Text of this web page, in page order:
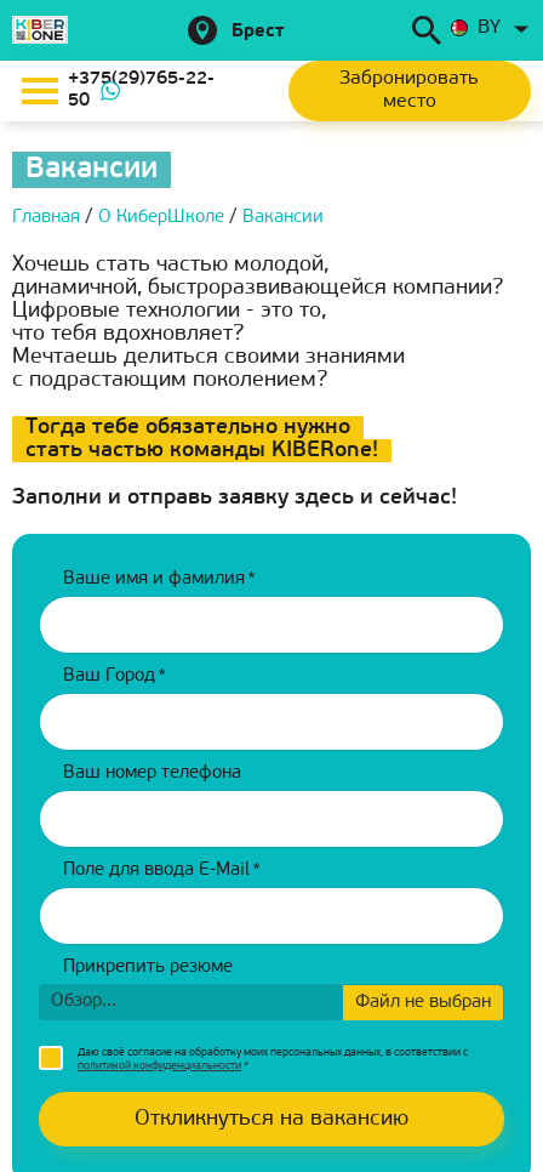
Брест BY
+375(29)765-22-
50
Забронировать
место
Вакансии
Главная / О КиберШколе / Вакансии
Хочешь стать частью молодой,
динамичной, быстроразвивающейся компании?
Цифровые технологии - это то,
что тебя вдохновляет?
Мечтаешь делиться своими знаниями
с подрастающим поколением?
Тогда тебе обязательно нужно
стать частью команды KIBERone!
Заполни и отправь заявку здесь и сейчас!
Ваше имя и фамилия *
Ваш Город *
Ваш номер телефона
Поле для ввода E-Mail *
Прикрепить резюме
Обзор...
Файл не выбран
Даю своё согласие на обработку моих персональных данных, в соответствии с
политикой конфиденциальности *